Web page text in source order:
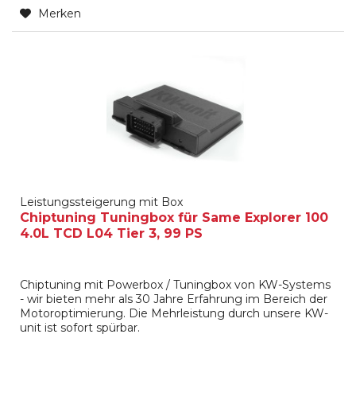
Merken
Leistungssteigerung mit Box
Chiptuning Tuningbox für Same Explorer 100
4.0L TCD L04 Tier 3, 99 PS
Chiptuning mit Powerbox / Tuningbox von KW-Systems
- wir bieten mehr als 30 Jahre Erfahrung im Bereich der
Motoroptimierung. Die Mehrleistung durch unsere KW-
unit ist sofort spürbar.